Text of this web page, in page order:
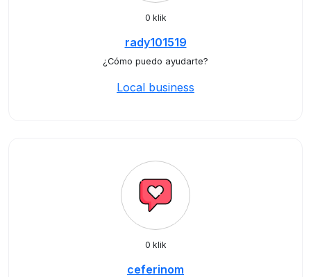
0 klik
rady101519
¿Cómo puedo ayudarte?
Local business
0 klik
ceferinom